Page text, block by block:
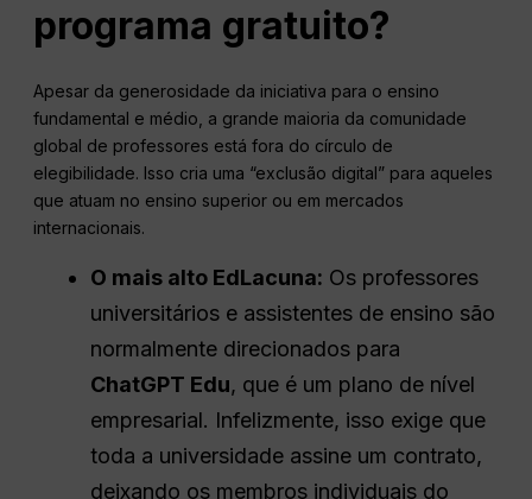
programa gratuito?
Apesar da generosidade da iniciativa para o ensino
fundamental e médio, a grande maioria da comunidade
global de professores está fora do círculo de
elegibilidade. Isso cria uma “exclusão digital” para aqueles
que atuam no ensino superior ou em mercados
internacionais.
O mais alto EdLacuna: Os professores
universitários e assistentes de ensino são
normalmente direcionados para
ChatGPT Edu, que é um plano de nível
empresarial. Infelizmente, isso exige que
toda a universidade assine um contrato,
deixando os membros individuais do